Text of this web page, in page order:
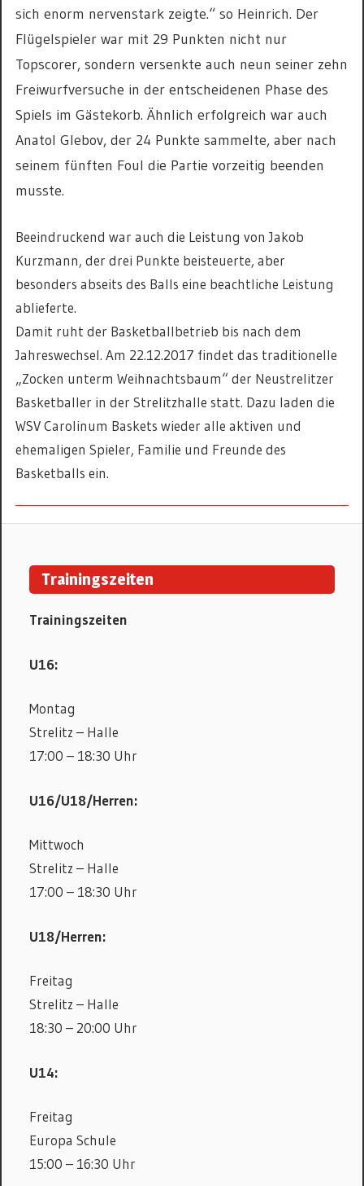
sich enorm nervenstark zeigte.“ so Heinrich. Der
Flügelspieler war mit 29 Punkten nicht nur
Topscorer, sondern versenkte auch neun seiner zehn
Freiwurfversuche in der entscheidenen Phase des
Spiels im Gästekorb. Ähnlich erfolgreich war auch
Anatol Glebov, der 24 Punkte sammelte, aber nach
seinem fünften Foul die Partie vorzeitig beenden
musste.
Beeindruckend war auch die Leistung von Jakob
Kurzmann, der drei Punkte beisteuerte, aber
besonders abseits des Balls eine beachtliche Leistung
ablieferte.
Damit ruht der Basketballbetrieb bis nach dem
Jahreswechsel. Am 22.12.2017 findet das traditionelle
„Zocken unterm Weihnachtsbaum“ der Neustrelitzer
Basketballer in der Strelitzhalle statt. Dazu laden die
WSV Carolinum Baskets wieder alle aktiven und
ehemaligen Spieler, Familie und Freunde des
Basketballs ein.
BASKETBALL
Trainingszeiten
Trainingszeiten
U16:
Montag
Strelitz – Halle
17:00 – 18:30 Uhr
U16/U18/Herren:
Mittwoch
Strelitz – Halle
17:00 – 18:30 Uhr
U18/Herren:
Freitag
Strelitz – Halle
18:30 – 20:00 Uhr
U14:
Freitag
Europa Schule
15:00 – 16:30 Uhr